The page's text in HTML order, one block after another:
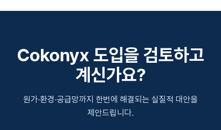
Cokonyx 도입을 검토하고
계신가요?
원가·환경·공급망까지 한번에 해결되는 실질적 대안을
제안드립니다.